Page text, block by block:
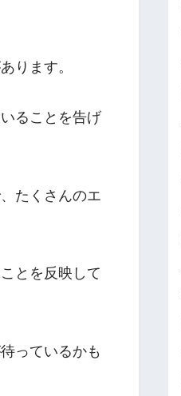
ります。
ることを告げ
たくさんのエ
とを反映して
っているかも